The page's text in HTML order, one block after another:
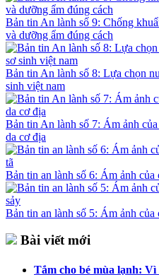
Bản tin An lành số 9: Chống
và dưỡng ẩm đúng cách
Bản tin An lành số 8: Lựa chọn
sinh việt nam
Bản tin An lành số 7: Ám ảnh
da cơ địa
Bản tin an lành số 6: Ám ảnh của
Bản tin an lành số 5: Ám ảnh
Bài viết mới
Tắm cho bé mùa lạnh: Vì